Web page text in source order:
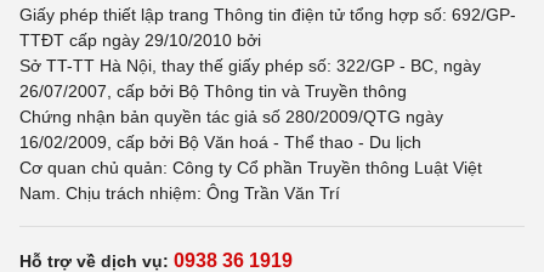
Giấy phép thiết lập trang Thông tin điện tử tổng hợp số: 692/GP-
TTĐT cấp ngày 29/10/2010 bởi
Sở TT-TT Hà Nội, thay thế giấy phép số: 322/GP - BC, ngày
26/07/2007, cấp bởi Bộ Thông tin và Truyền thông
Chứng nhận bản quyền tác giả số 280/2009/QTG ngày
16/02/2009, cấp bởi Bộ Văn hoá - Thể thao - Du lịch
Cơ quan chủ quản: Công ty Cổ phần Truyền thông Luật Việt
Nam. Chịu trách nhiệm: Ông Trần Văn Trí
Hỗ trợ về dịch vụ: 0938 36 1919